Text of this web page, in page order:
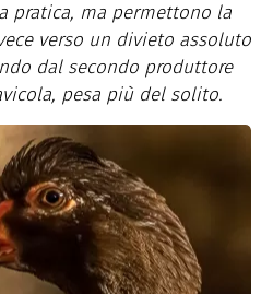
pratica, ma permettono la
verso un divieto assoluto
dal secondo produttore
pesa più del solito.